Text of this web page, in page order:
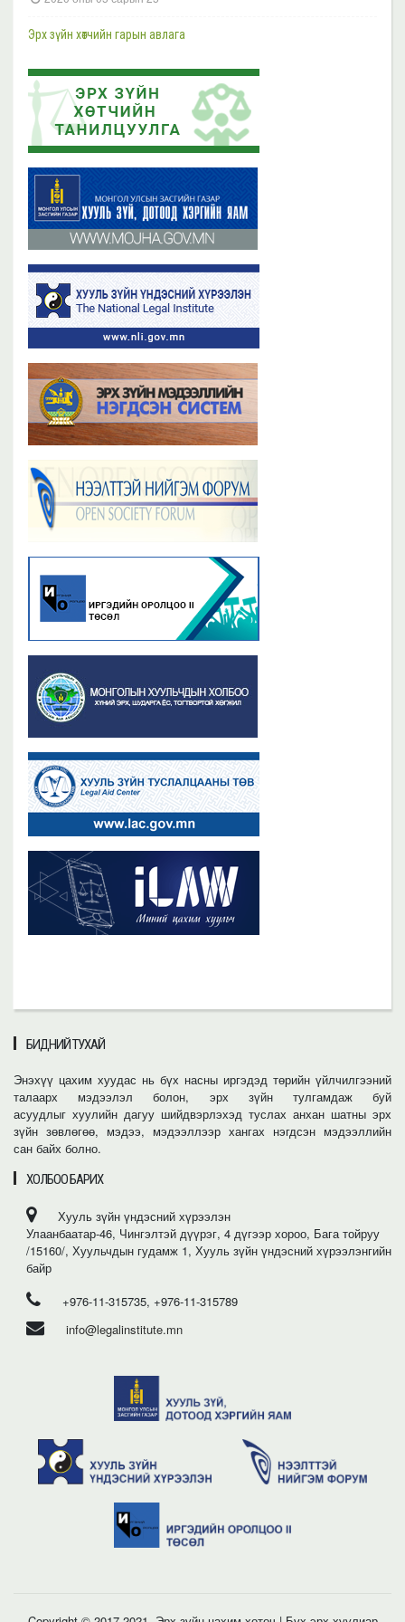
Тусгай илтгэгч Маргарет Саттертуэйтыг хүлээн авч уулзлаа
Эрх зүйн хөтчийн цахим сургалтын платформ /elearn.nli.gov.mn/ -д
байршсан сургалтын жагсаалттай танилцана уу
2023 оны 11 сарын 02
Эрх зүйн хөтчийн гарын авлага
Эрх зүйн хөтөч бэлтгэх сургалтын хөтөлбөр
2019 оны 06 сарын 21
БИДНИЙ ТУХАЙ
Энэхүү цахим хуудас нь бүх насны иргэдэд төрийн үйлчилгээний
талаарх мэдээлэл болон, эрх зүйн тулгамдаж буй
асуудлыг хуулийн дагуу шийдвэрлэхэд туслах анхан шатны эрх
зүйн зөвлөгөө, мэдээ, мэдээллээр хангах нэгдсэн мэдээллийн
сан байх болно.
ХОЛБОО БАРИХ
Хууль зүйн үндэсний хүрээлэн
Улаанбаатар-46, Чингэлтэй дүүрэг, 4 дүгээр хороо, Бага тойруу
/15160/, Хуульчдын гудамж 1, Хууль зүйн үндэсний хүрээлэнгийн
байр
+976-11-315735, +976-11-315789
info@legalinstitute.mn